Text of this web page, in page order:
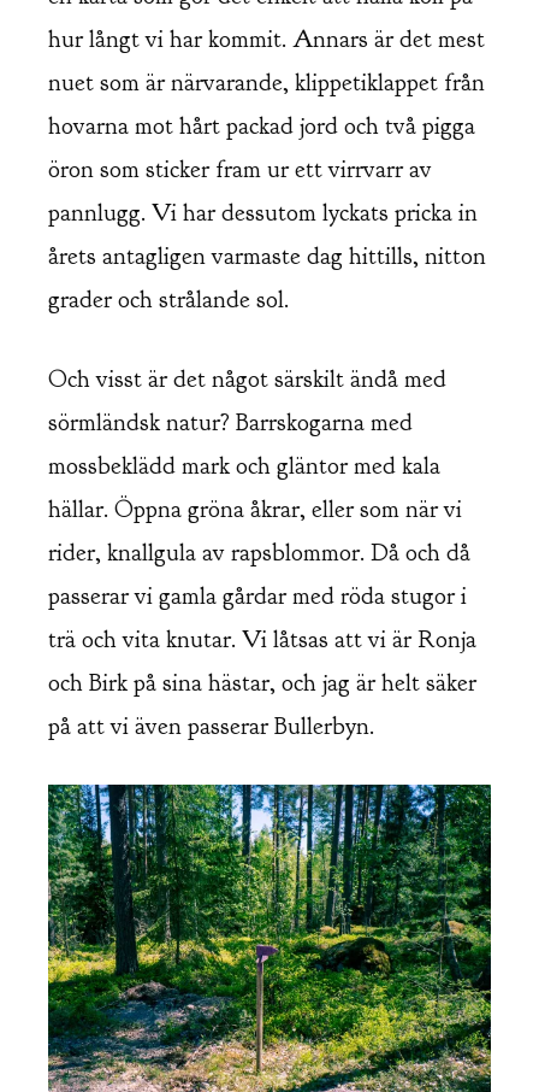
hur långt vi har kommit. Annars är det mest
nuet som är närvarande, klippetiklappet från
hovarna mot hårt packad jord och två pigga
öron som sticker fram ur ett virrvarr av
pannlugg. Vi har dessutom lyckats pricka in
årets antagligen varmaste dag hittills, nitton
grader och strålande sol.
Och visst är det något särskilt ändå med
sörmländsk natur? Barrskogarna med
mossbeklädd mark och gläntor med kala
hällar. Öppna gröna åkrar, eller som när vi
rider, knallgula av rapsblommor. Då och då
passerar vi gamla gårdar med röda stugor i
trä och vita knutar. Vi låtsas att vi är Ronja
och Birk på sina hästar, och jag är helt säker
på att vi även passerar Bullerbyn.